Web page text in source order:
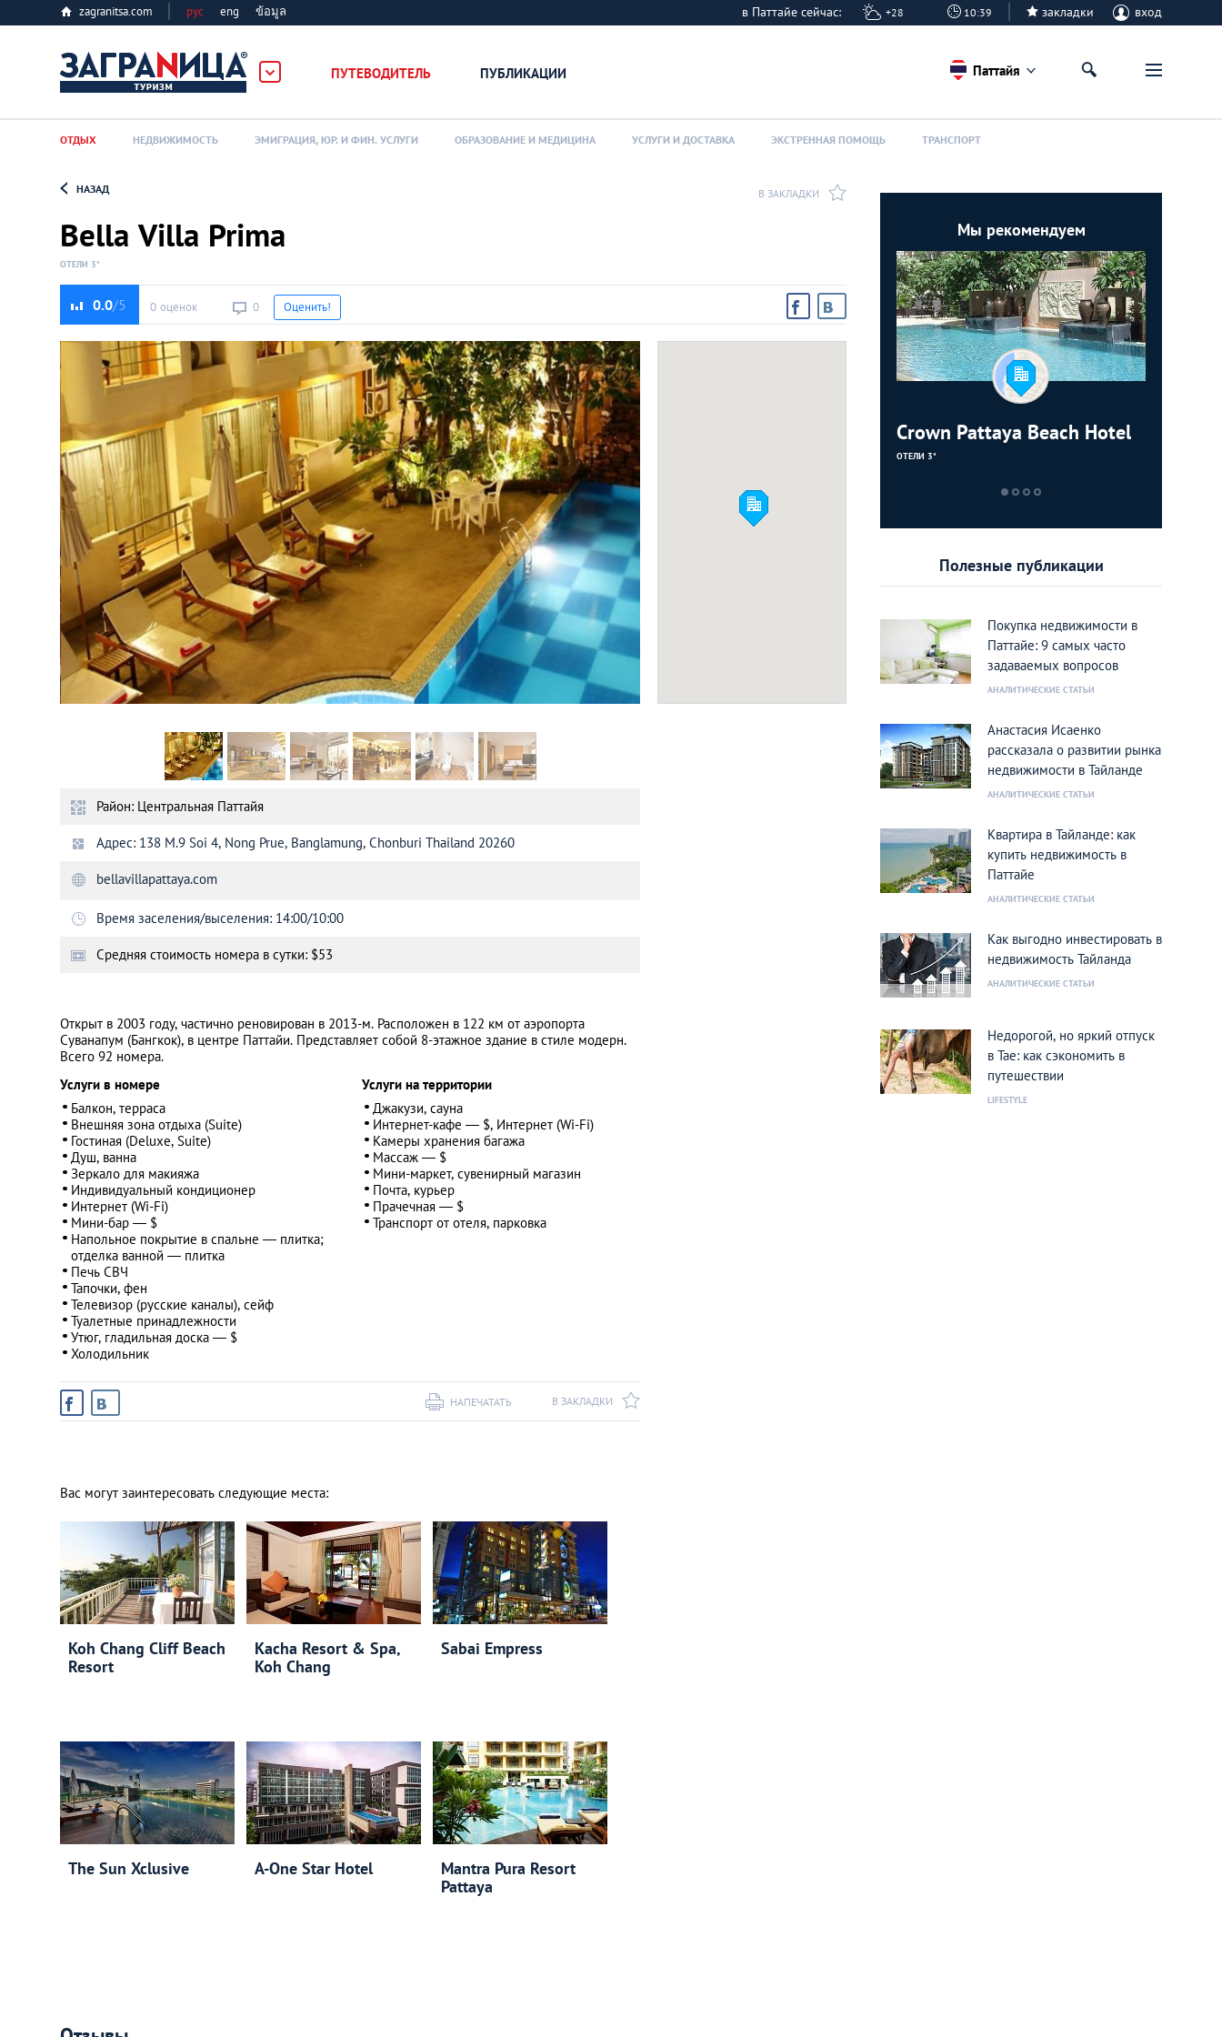
zagranitsa.com рус eng ข้อมูล в Паттайе сейчас: +28 10:39 закладки вход
ПУТЕВОДИТЕЛЬ ПУБЛИКАЦИИ
Алматы
Астана
Афины
Киев
Лондон
Лос-Анджелес
Москва
Паттайя
Пхукет
Loading...
Паттайя
ОТДЫХ НЕДВИЖИМОСТЬ ЭМИГРАЦИЯ, ЮР. И ФИН. УСЛУГИ ОБРАЗОВАНИЕ И МЕДИЦИНА УСЛУГИ И ДОСТАВКА ЭКСТРЕННАЯ ПОМОЩЬ ТРАНСПОРТ
НАЗАД В ЗАКЛАДКИ
Bella Villa Prima
ОТЕЛИ 3*
0.0 0 оценок 0 Оценить!
Район: Центральная Паттайя
Адрес: 138 M.9 Soi 4, Nong Prue, Banglamung, Chonburi Thailand 20260
bellavillapattaya.com
Время заселения/выселения: 14:00/10:00
Cредняя стоимость номера в сутки: $53
Открыт в 2003 году, частично реновирован в 2013-м. Расположен в 122 км от аэропорта
Суванапум (Бангкок), в центре Паттайи. Представляет собой 8-этажное здание в стиле модерн.
Всего 92 номера.
Услуги в номере
Балкон, терраса
Внешняя зона отдыха (Suite)
Гостиная (Deluxe, Suite)
Душ, ванна
Зеркало для макияжа
Индивидуальный кондиционер
Интернет (Wi-Fi)
Мини-бар — $
Напольное покрытие в спальне — плитка;
отделка ванной — плитка
Печь СВЧ
Тапочки, фен
Телевизор (русские каналы), сейф
Туалетные принадлежности
Утюг, гладильная доска — $
Холодильник
Услуги на территории
Джакузи, сауна
Интернет-кафе — $, Интернет (Wi-Fi)
Камеры хранения багажа
Массаж — $
Мини-маркет, сувенирный магазин
Почта, курьер
Прачечная — $
Транспорт от отеля, парковка
В ЗАКЛАДКИ
НАПЕЧАТАТЬ
Вас могут заинтересовать следующие места:
Koh Chang Cliff Beach
Resort
Kacha Resort & Spa,
Koh Chang
Sabai Empress
The Sun Xclusive A­-One Star Hotel
Mantra Pura Resort
Pattaya
Мы рекомендуем
Crown Pattaya Beach Hotel
ОТЕЛИ 3*
Полезные публикации
Покупка недвижимости в
Паттайе: 9 самых часто
задаваемых вопросов
АНАЛИТИЧЕСКИЕ СТАТЬИ
Анастасия Исаенко
рассказала о развитии рынка
недвижимости в Тайланде
АНАЛИТИЧЕСКИЕ СТАТЬИ
Квартира в Тайланде: как
купить недвижимость в
Паттайе
АНАЛИТИЧЕСКИЕ СТАТЬИ
Как выгодно инвестировать в
недвижимость Тайланда
АНАЛИТИЧЕСКИЕ СТАТЬИ
Недорогой, но яркий отпуск
в Тае: как сэкономить в
путешествии
LIFESTYLE